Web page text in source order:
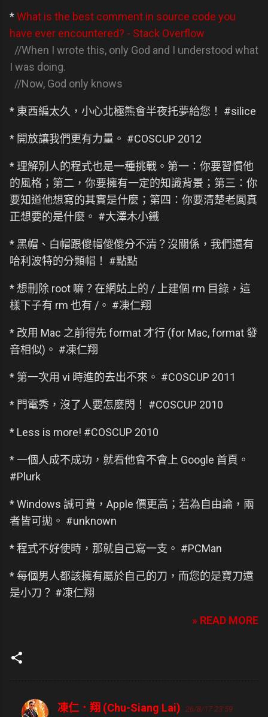
*What is the best comment in source code you
have ever encountered? - Stack Overflow
//When I wrote this, only God and I understood what
I was doing.
//Now, God only knows
* 東西編太久，小心北極熊會半夜托夢給您！ #silice
* 開放讓我們更有力量。 #COSCUP 2012
* 理解別人的程式也是一種挑戰。第一：你要習慣他
的風格；第二，你要擁有一定的知識背景；第三：你
要知道他想寫的其實是什麼；第四：你要清楚老闆真
正想要的是什麼。 #大澤木小鐵
* 黑帽、白帽跟傻帽傻傻分不清？沒關係，我們還有
哈利波特的分類帽！ #點點
* 想刪除 root 嘛？在網站上的 / 上建個 rm 目錄，這
樣下子有 rm 也有 /。 #凍仁翔
* 改用 Mac 之前得先 format 才行 (for Mac, format 發
音相似)。 #凍仁翔
* 第一次用 vi 時進的去出不來。 #COSCUP 2011
* 門電秀，沒了人要怎麼閃！ #COSCUP 2010
* Less is more! #COSCUP 2010
* 一個人成不成功，就看他會不會上 Google 首頁。
#Plurk
* Windows 誠可貴，Apple 價更高；若為自由論，兩
者皆可拋。 #unknown
* 程式不好使時，那就自己寫一支。 #PCMan
* 每個男人都該擁有屬於自己的刀，而您的是寶刀還
是小刀？ #凍仁翔
» READ MORE
留 凍仁．翔 (Chu-Siang Lai) 26/8/17 23:59